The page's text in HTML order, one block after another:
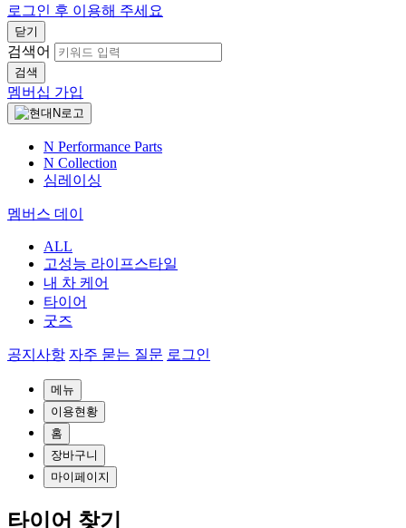
로그인 후 이용해 주세요
닫기
검색어
검색
멤버십 가입
N Performance Parts
N Collection
심레이싱
멤버스 데이
ALL
고성능 라이프스타일
내 차 케어
타이어
굿즈
공지사항 자주 묻는 질문 로그인
메뉴
이용현황
홈
장바구니
마이페이지
타이어 찾기